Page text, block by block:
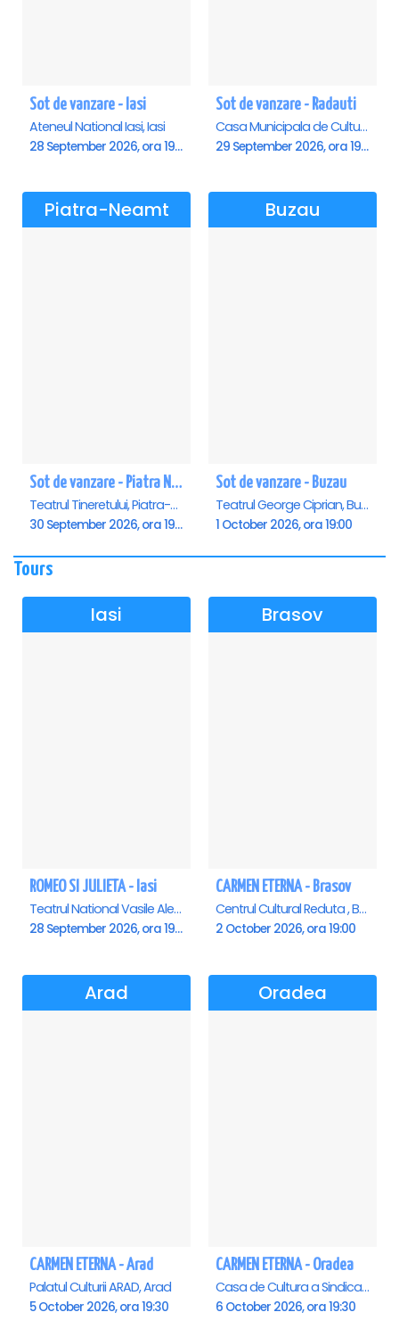
Sot de vanzare - Iasi
Ateneul National Iasi, Iasi
28 September 2026, ora 19:00
Sot de vanzare - Radauti
Casa Municipala de Cultura, Radauti
29 September 2026, ora 19:00
Piatra-Neamt
Sot de vanzare - Piatra Neamt
Teatrul Tineretului, Piatra-Neamt
30 September 2026, ora 19:00
Buzau
Sot de vanzare - Buzau
Teatrul George Ciprian, Buzau
1 October 2026, ora 19:00
Tours
Iasi
ROMEO SI JULIETA - Iasi
Teatrul National Vasile Alecsandri , Iasi
28 September 2026, ora 19:00
Brasov
CARMEN ETERNA - Brasov
Centrul Cultural Reduta , Brasov
2 October 2026, ora 19:00
Arad
CARMEN ETERNA - Arad
Palatul Culturii ARAD, Arad
5 October 2026, ora 19:30
Oradea
CARMEN ETERNA - Oradea
Casa de Cultura a Sindicatelor , Oradea
6 October 2026, ora 19:30